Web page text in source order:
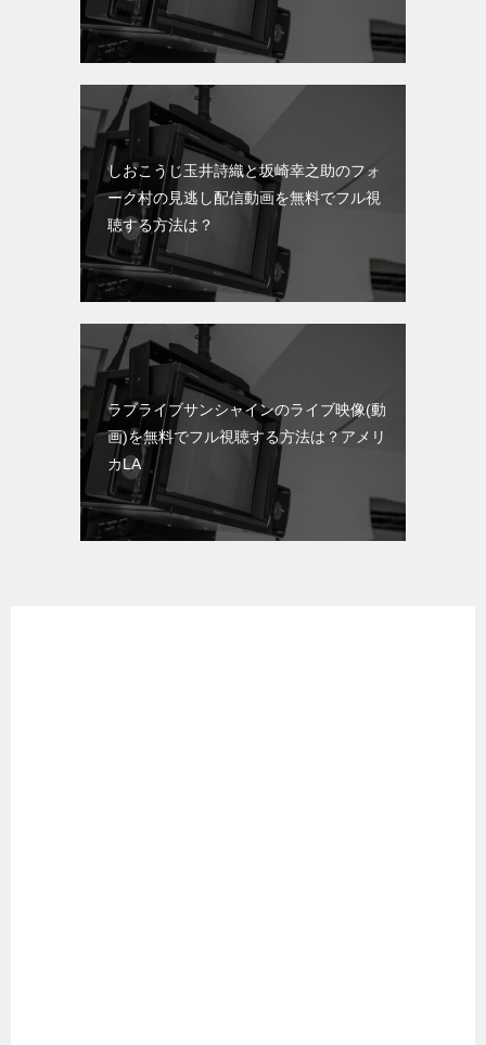
しおこうじ玉井詩織と坂崎幸之助のフォ
ーク村の見逃し配信動画を無料でフル視
聴する方法は？
ラブライブサンシャインのライブ映像(動
画)を無料でフル視聴する方法は？アメリ
カLA